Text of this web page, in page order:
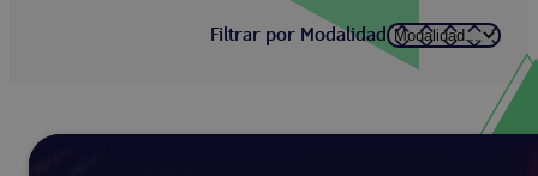
Filtrar por Modalidad